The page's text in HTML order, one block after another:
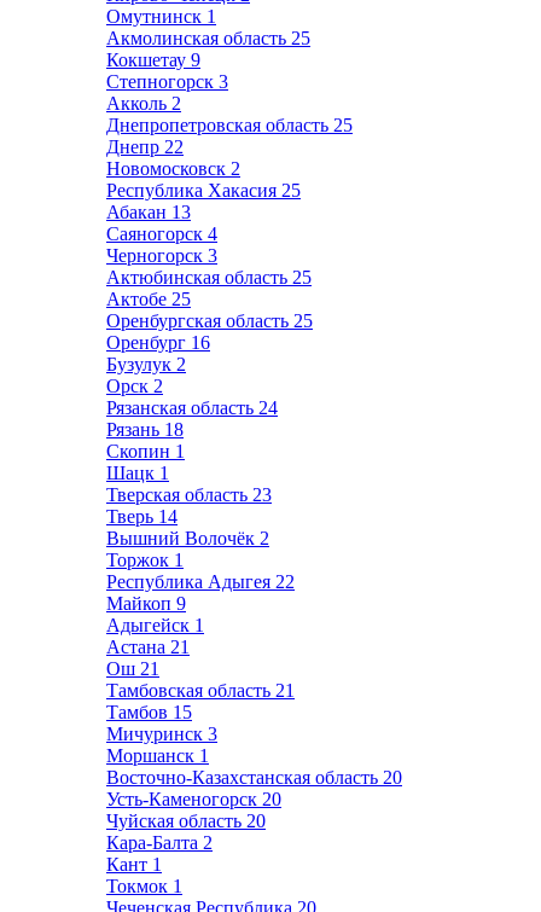
Омутнинск 1
Акмолинская область 25
Кокшетау 9
Степногорск 3
Акколь 2
Днепропетровская область 25
Днепр 22
Новомосковск 2
Республика Хакасия 25
Абакан 13
Саяногорск 4
Черногорск 3
Актюбинская область 25
Актобе 25
Оренбургская область 25
Оренбург 16
Бузулук 2
Орск 2
Рязанская область 24
Рязань 18
Скопин 1
Шацк 1
Тверская область 23
Тверь 14
Вышний Волочёк 2
Торжок 1
Республика Адыгея 22
Майкоп 9
Адыгейск 1
Астана 21
Ош 21
Тамбовская область 21
Тамбов 15
Мичуринск 3
Моршанск 1
Восточно-Казахстанская область 20
Усть-Каменогорск 20
Чуйская область 20
Кара-Балта 2
Кант 1
Токмок 1
Чеченская Республика 20